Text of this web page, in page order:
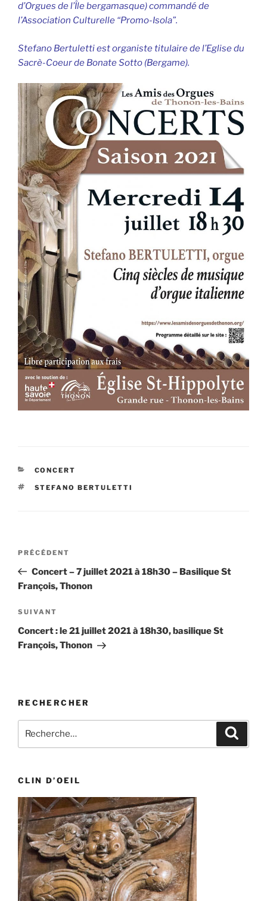
d’Orgues de l’Île bergamasque) commandé de
l’Association Culturelle “Promo-Isola”.
Stefano Bertuletti est organiste titulaire de l’Eglise du
Sacrè-Coeur de Bonate Sotto (Bergame).
CATÉGORIES
CONCERT
ÉTIQUETTES
STEFANO BERTULETTI
Navigation
l’article
Article
précédent
PRÉCÉDENT
Concert – 7 juillet 2021 à 18h30 – Basilique St
François, Thonon
Article
suivant
SUIVANT
Concert : le 21 juillet 2021 à 18h30, basilique St
François, Thonon
RECHERCHER
pour
CLIN D’OEIL